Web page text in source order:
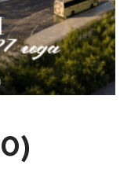
0)